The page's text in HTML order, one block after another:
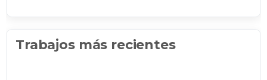
Trabajos más recientes